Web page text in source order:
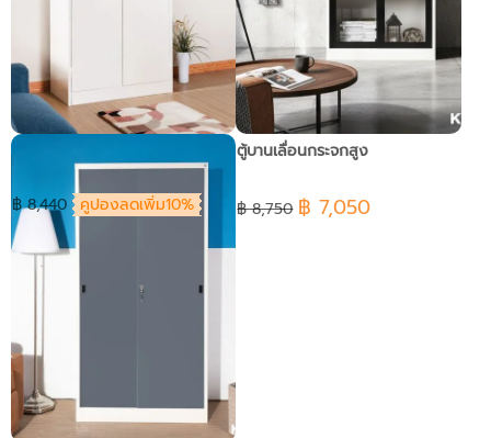
฿ 8,440
คูปองลดเพิ่ม10%
ตู้บานเลื่อนกระจกสูง
฿ 8,750 ฿ 7,050